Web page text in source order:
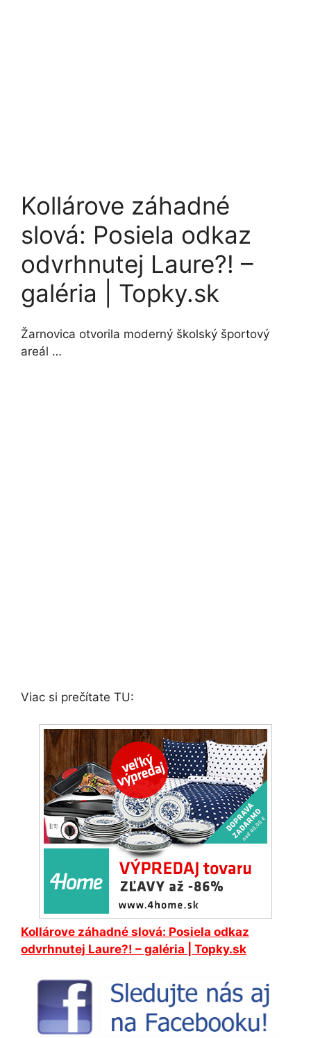
Kollárove záhadné
slová: Posiela odkaz
odvrhnutej Laure?! –
galéria | Topky.sk
Žarnovica otvorila moderný školský športový
areál …
Viac si prečítate TU:
Kollárove záhadné slová: Posiela odkaz
odvrhnutej Laure?! – galéria | Topky.sk